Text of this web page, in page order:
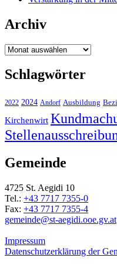
Archiv
Archiv
Schlagwörter
2022 2024 Andorf Ausbildung
Kirchenwirt
Gemeinde
4725 St. Aegidi 10
Tel.: +43 7717 7355-0
Fax: +43 7717 7355-4
gemeinde@st-aegidi.ooe.gv.at
Impressum
Datenschutzerklärung der